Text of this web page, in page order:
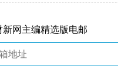
新网主编精选版电邮